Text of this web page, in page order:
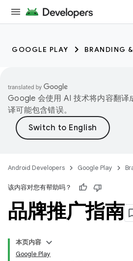
GOOGLE PLAY BRANDING
Google 会使用 AI 技术将内容翻译
译可能包含错误。
Android Developers Google Play
该内容对您有帮助吗？
品牌推广指南
本页内容
Google Play